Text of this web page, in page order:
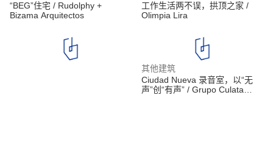
“BEG”住宅 / Rudolphy +
Bizama Arquitectos
工作生活两不误，拱顶之家 /
Olimpia Lira
其他建筑
Ciudad Nueva 录音室，以“无
声”创“有声” / Grupo Culata